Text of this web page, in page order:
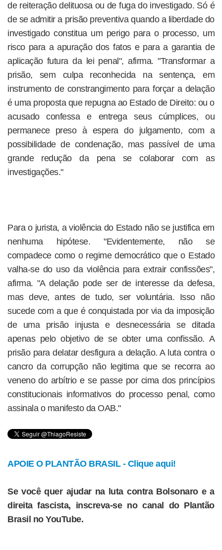
de reiteração delituosa ou de fuga do investigado. Só é
de se admitir a prisão preventiva quando a liberdade do
investigado constitua um perigo para o processo, um
risco para a apuração dos fatos e para a garantia de
aplicação futura da lei penal", afirma. "Transformar a
prisão, sem culpa reconhecida na sentença, em
instrumento de constrangimento para forçar a delação
é uma proposta que repugna ao Estado de Direito: ou o
acusado confessa e entrega seus cúmplices, ou
permanece preso à espera do julgamento, com a
possibilidade de condenação, mas passível de uma
grande redução da pena se colaborar com as
investigações."
Para o jurista, a violência do Estado não se justifica em
nenhuma hipótese. "Evidentemente, não se
compadece como o regime democrático que o Estado
valha-se do uso da violência para extrair confissões",
afirma. "A delação pode ser de interesse da defesa,
mas deve, antes de tudo, ser voluntária. Isso não
sucede com a que é conquistada por via da imposição
de uma prisão injusta e desnecessária se ditada
apenas pelo objetivo de se obter uma confissão. A
prisão para delatar desfigura a delação. A luta contra o
cancro da corrupção não legitima que se recorra ao
veneno do arbítrio e se passe por cima dos princípios
constitucionais informativos do processo penal, como
assinala o manifesto da OAB."
APOIE O PLANTÃO BRASIL - Clique aqui!
Se você quer ajudar na luta contra Bolsonaro e a
direita fascista, inscreva-se no canal do Plantão
Brasil no YouTube.